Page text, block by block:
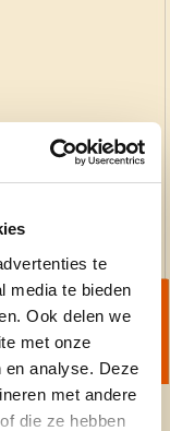
te
media te bieden
Ook delen we
met onze
analyse. Deze
met andere
die ze hebben